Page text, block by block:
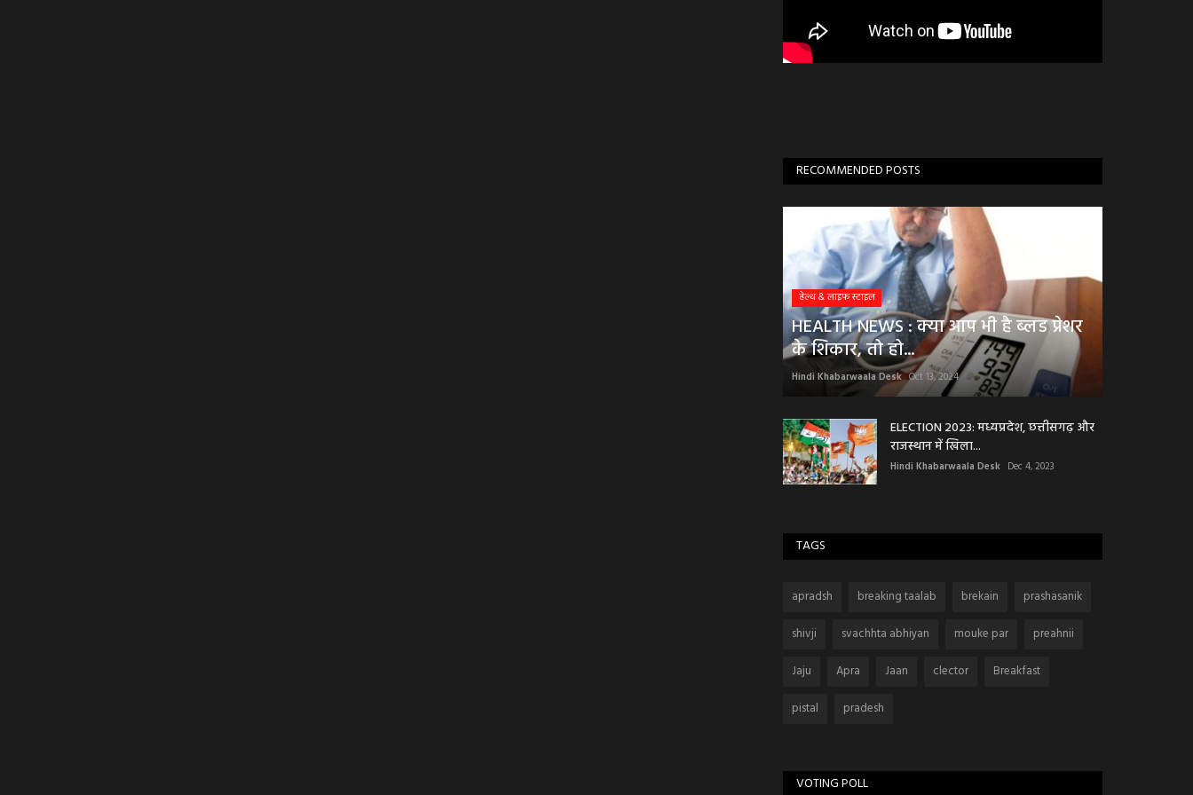
RECOMMENDED POSTS
हेल्थ & लाइफ स्टाइल
HEALTH NEWS : क्या आप भी है ब्लड प्रेशर
के शिकार, तो हो...
Hindi Khabarwaala Desk Oct 13, 2024
ELECTION 2023: मध्यप्रदेश, छत्तीसगढ़ और
राजस्थान में खिला...
Hindi Khabarwaala Desk Dec 4, 2023
TAGS
apradsh breaking taalab brekain
prashasanik
shivji
svachhta abhiyan mouke par
preahnii
Jaju
Apra Jaan clector
Breakfast
pistal
pradesh
VOTING POLL